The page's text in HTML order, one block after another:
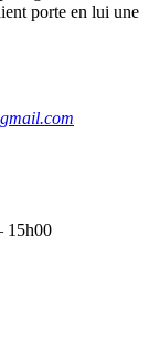
porte en lui une
15h00